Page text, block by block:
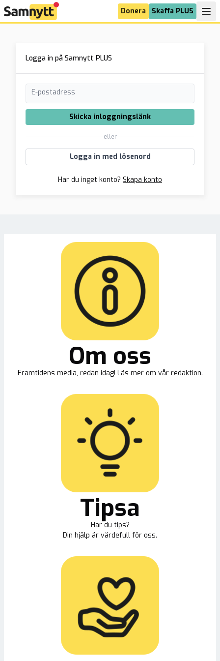
Donera Skaffa PLUS
Logga in på Samnytt PLUS
E-postadress
Skicka inloggningslänk
eller
Logga in med lösenord
Har du inget konto? Skapa konto
Om oss
Framtidens media, redan idag! Läs mer om vår redaktion.
Tipsa
Har du tips?
Din hjälp är värdefull för oss.